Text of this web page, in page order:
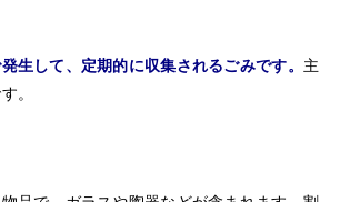
生して、定期的に収集されるごみです。 主
。